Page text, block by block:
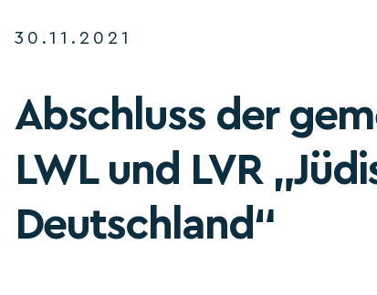
30.11.2021
Abschluss der
LWL und LVR
Deutschland“